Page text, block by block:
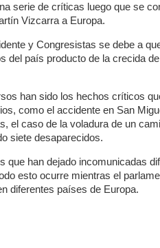
serie de críticas luego que se
Vizcarra a Europa.
y Congresistas se debe a
del país producto de la crecida
han sido los hechos críticos
como el accidente en San
el caso de la voladura de un
siete desaparecidos.
que han dejado incomunicadas
esto ocurre mientras el
diferentes países de Europa.